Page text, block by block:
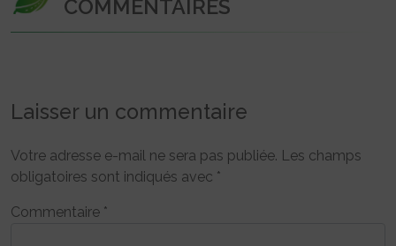
COMMENTAIRES
Laisser un commentaire
Votre adresse e-mail ne sera pas publiée. Les champs
obligatoires sont indiqués avec *
Commentaire *